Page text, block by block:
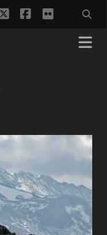
twitterfacebook
flickr